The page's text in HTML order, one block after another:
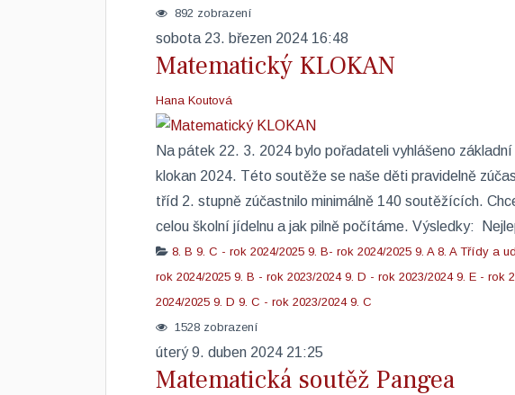
892 zobrazení
sobota 23. březen 2024 16:48
Matematický KLOKAN
Hana Koutová
Na pátek 22. 3. 2024 bylo pořadateli vyhlášeno
klokan 2024. Této soutěže se naše děti pravidelně
tříd 2. stupně zúčastnilo minimálně 140 soutěžících.
celou školní jídelnu a jak pilně počítáme. Výsledky:
8. B 9. C - rok 2024/2025 9. B- rok 2024/2025 9. A 8. A Třídy a
rok 2024/2025 9. B - rok 2023/2024 9. D - rok 2023/2024 9. E - rok
2024/2025 9. D 9. C - rok 2023/2024 9. C
1528 zobrazení
úterý 9. duben 2024 21:25
Matematická soutěž Pangea